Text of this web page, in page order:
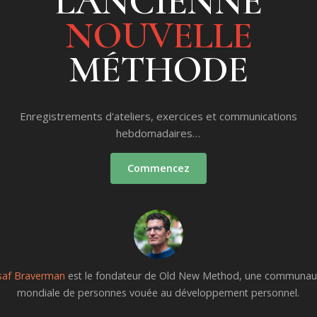
NOUVELLE
MÉTHODE
Enregistrements d'ateliers, exercices et communications
hebdomadaires…
Commencez
Braverman est le fondateur de Old New Method, une
mondiale de personnes vouée au développement personnel.